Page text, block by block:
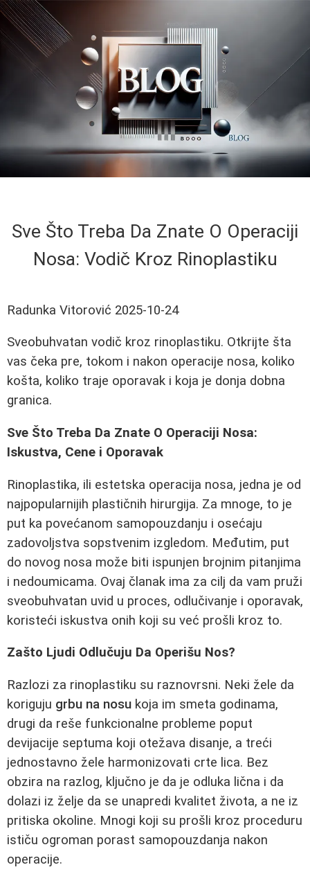
Sve Što Treba Da Znate O Operaciji
Nosa: Vodič Kroz Rinoplastiku
Radunka Vitorović 2025-10-24
Sveobuhvatan vodič kroz rinoplastiku. Otkrijte šta
vas čeka pre, tokom i nakon operacije nosa, koliko
košta, koliko traje oporavak i koja je donja dobna
granica.
Sve Što Treba Da Znate O Operaciji Nosa:
Iskustva, Cene i Oporavak
Rinoplastika, ili estetska operacija nosa, jedna je od
najpopularnijih plastičnih hirurgija. Za mnoge, to je
put ka povećanom samopouzdanju i osećaju
zadovoljstva sopstvenim izgledom. Međutim, put
do novog nosa može biti ispunjen brojnim pitanjima
i nedoumicama. Ovaj članak ima za cilj da vam pruži
sveobuhvatan uvid u proces, odlučivanje i oporavak,
koristeći iskustva onih koji su već prošli kroz to.
Zašto Ljudi Odlučuju Da Operišu Nos?
Razlozi za rinoplastiku su raznovrsni. Neki žele da
koriguju grbu na nosu koja im smeta godinama,
drugi da reše funkcionalne probleme poput
devijacije septuma koji otežava disanje, a treći
jednostavno žele harmonizovati crte lica. Bez
obzira na razlog, ključno je da je odluka lična i da
dolazi iz želje da se unapredi kvalitet života, a ne iz
pritiska okoline. Mnogi koji su prošli kroz proceduru
ističu ogroman porast samopouzdanja nakon
operacije.